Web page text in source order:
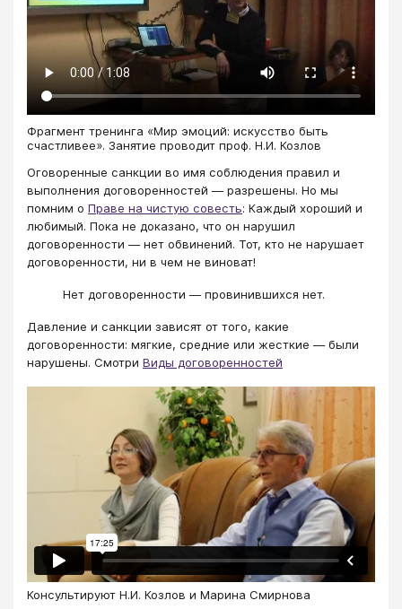
Фрагмент тренинга «Мир эмоций: искусство быть
счастливее». Занятие проводит проф. Н.И. Козлов
Оговоренные санкции во имя соблюдения правил и
выполнения договоренностей — разрешены. Но мы
помним о Праве на чистую совесть: Каждый хороший и
любимый. Пока не доказано, что он нарушил
договоренности — нет обвинений. Тот, кто не нарушает
договоренности, ни в чем не виноват!
Нет договоренности — провинившихся нет.
Давление и санкции зависят от того, какие
договоренности: мягкие, средние или жесткие — были
нарушены. Смотри Виды договоренностей
Консультируют Н.И. Козлов и Марина Смирнова